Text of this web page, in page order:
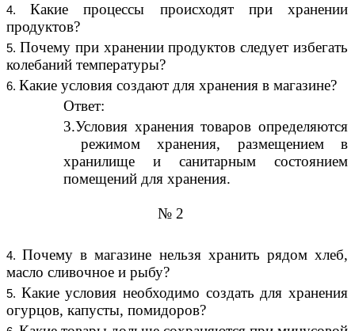
Какие процессы происходят при хранении
продуктов?
Почему при хранении продуктов следует избегать
колебаний температуры?
Какие условия создают для хранения в магазине?
Ответ:
3.Условия хранения товаров определяются
режимом хранения, размещением в
хранилище и санитарным состоянием
помещений для хранения.
№ 2
Почему в магазине нельзя хранить рядом хлеб,
масло сливочное и рыбу?
Какие условия необходимо создать для хранения
огурцов, капусты, помидоров?